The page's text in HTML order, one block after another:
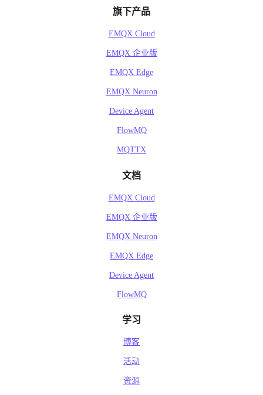
旗下产品
EMQX Cloud
EMQX 企业版
EMQX Edge
EMQX Neuron
Device Agent
FlowMQ
MQTTX
文档
EMQX Cloud
EMQX 企业版
EMQX Neuron
EMQX Edge
Device Agent
FlowMQ
学习
博客
活动
资源